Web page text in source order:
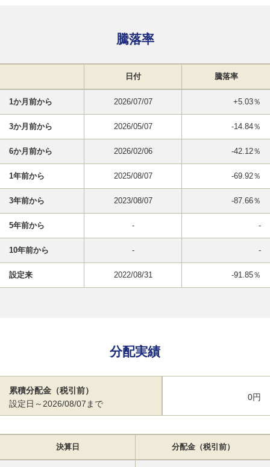
騰落率
日付 騰落率
1か月前から 2026/07/07 +5.03％
3か月前から 2026/05/07 -14.84％
6か月前から 2026/02/06 -42.12％
1年前から 2025/08/07 -69.92％
3年前から 2023/08/07 -87.66％
5年前から - -
10年前から - -
設定来 2022/08/31 -91.85％
分配実績
累積分配金（税引前）
設定日～2026/08/07まで
0円
決算日 分配金（税引前）